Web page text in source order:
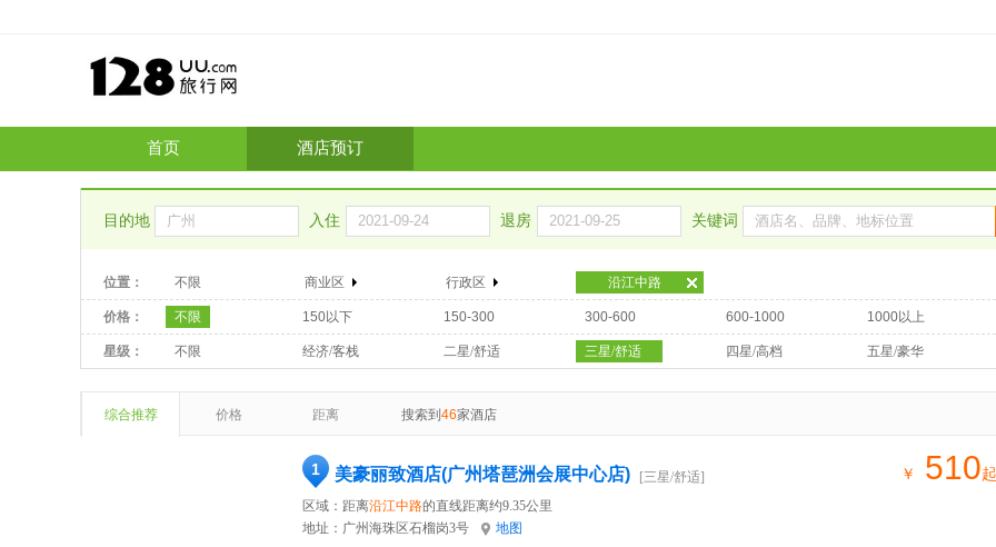
首页 酒店预订
目的地 入住 退房 关键词
位置： 不限 商业区 行政区 沿江中路
价格： 不限 150以下 150-300 300-600 600-1000 1000以上
星级： 不限 经济/客栈 二星/舒适 三星/舒适 四星/高档 五星/豪华
综合推荐 价格 距离 搜索到 46家酒店
1 美豪丽致酒店(广州塔琶洲会展中心店)
[三星/舒适]
区域：距离沿江中路的直线距离约9.35公里
地址： 广州海珠区石榴岗3号 地图
￥ 510起